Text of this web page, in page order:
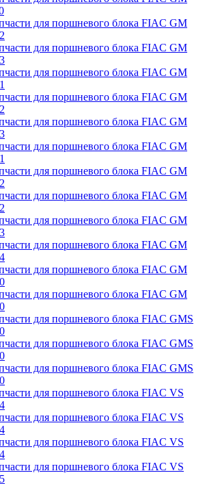
для поршневого блока FIAC GM
для поршневого блока FIAC GM
для поршневого блока FIAC GM
для поршневого блока FIAC GM
для поршневого блока FIAC GM
для поршневого блока FIAC GM
для поршневого блока FIAC GM
для поршневого блока FIAC GM
для поршневого блока FIAC GM
для поршневого блока FIAC GM
для поршневого блока FIAC GM
для поршневого блока FIAC GM
для поршневого блока FIAC GMS
для поршневого блока FIAC GMS
для поршневого блока FIAC GMS
для поршневого блока FIAC VS
для поршневого блока FIAC VS
для поршневого блока FIAC VS
для поршневого блока FIAC VS